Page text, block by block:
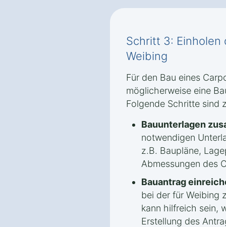
Schritt 3: Einholen
Weibing
Für den Bau eines
möglicherweise eine
Folgende Schritte sind
Bauunterlagen
notwendigen
z.B. Baupläne,
Abmessungen des
Bauantrag
bei der für Weibing
kann hilfreich sein,
Erstellung des